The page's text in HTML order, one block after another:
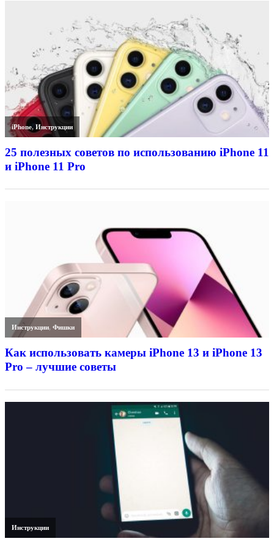
iPhone,Инструкции
25 полезных советов по использованию iPhone 11
и iPhone 11 Pro
Инструкции,Фишки
Как использовать камеры iPhone 13 и iPhone 13
Pro – лучшие советы
Инструкции